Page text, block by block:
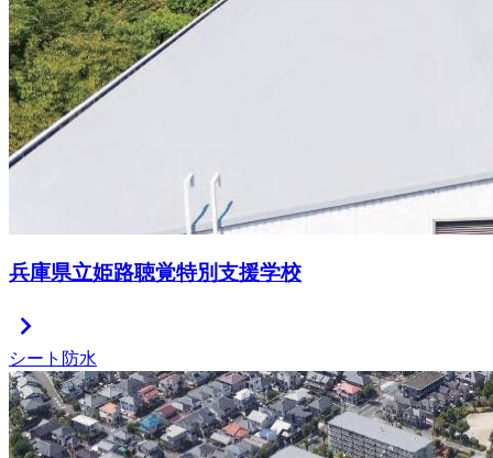
兵庫県立姫路聴覚特別支援学校
chevron_right
シート防水